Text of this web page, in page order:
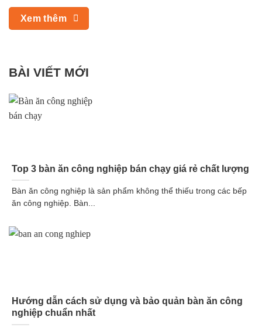
Xem thêm
BÀI VIẾT MỚI
Top 3 bàn ăn công nghiệp bán chạy giá rẻ chất lượng
Bàn ăn công nghiệp là sản phẩm không thể thiếu trong các bếp
ăn công nghiệp. Bàn...
Hướng dẫn cách sử dụng và bảo quản bàn ăn công
nghiệp chuẩn nhất